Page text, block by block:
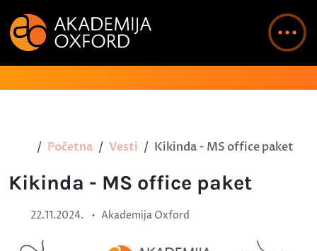
Početna Vesti Kikinda - MS office paket
Kikinda - MS office paket
22.11.2024. • Akademija Oxford